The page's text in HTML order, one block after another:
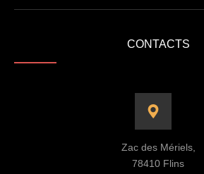
CONTACTS
Zac des Mériels,
78410 Flins